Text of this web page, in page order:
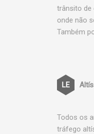
trânsito de
onde não
Também
Todos os
tráfego